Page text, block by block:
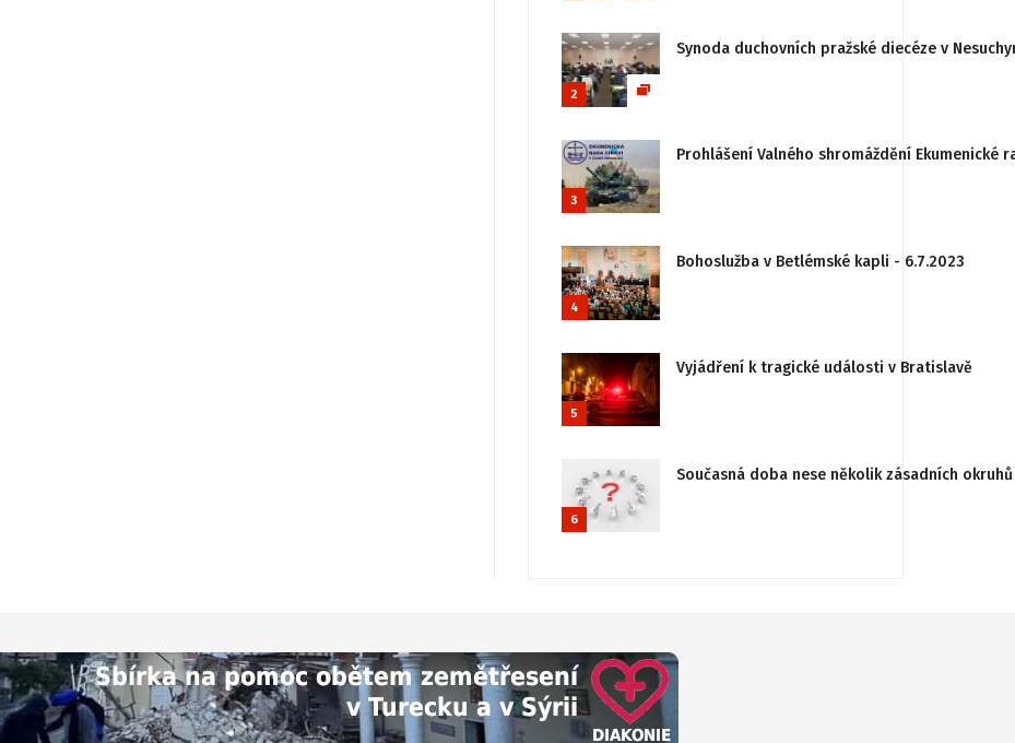
2
Synoda duchovních pražské diecéze v
3
Prohlášení Valného shromáždění
4
Bohoslužba v Betlémské kapli - 6.7.2023
5
Vyjádření k tragické události v Bratislavě
6
Současná doba nese několik zásadních